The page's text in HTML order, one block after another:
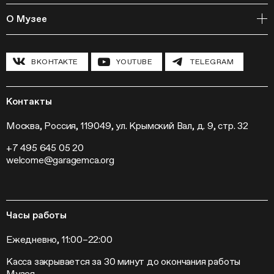
Издательская программа
Мастерские
Инклюзивные программы
Конференции
Программа «Новые медиа»
Кинопрограмма
Выставки
Слет институций современного искусства
Курсы
Циклы лекций
О Музее
Павильон «Шестигранник»
Хроника Музея «Гараж»
Новости
Пресса
Контакты
ВКОНТАКТЕ YOUTUBE TELEGRAM
Контакты
Москва, Россия, 119049, ул. Крымский Вал, д. 9, стр. 32
+7 495 645 05 20
welcome@garagemca.org
Часы работы
Ежедневно, 11:00–22:00
Касса закрывается за 30 минут до окончания работы